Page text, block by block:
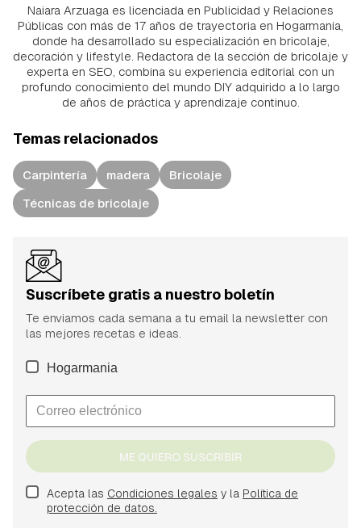
Naiara Arzuaga es licenciada en Publicidad y Relaciones
Públicas con más de 17 años de trayectoria en Hogarmanía,
donde ha desarrollado su especialización en bricolaje,
decoración y lifestyle. Redactora de la sección de bricolaje y
experta en SEO, combina su experiencia editorial con un
profundo conocimiento del mundo DIY adquirido a lo largo
de años de práctica y aprendizaje continuo.
Temas relacionados
Carpintería madera
Bricolaje
Técnicas de bricolaje
Suscríbete gratis a nuestro boletín
Te enviamos cada semana a tu email la newsletter con
las mejores recetas e ideas.
Hogarmania
ME QUIERO SUSCRIBIR
Acepta las Condiciones legales y la Política de
protección de datos.